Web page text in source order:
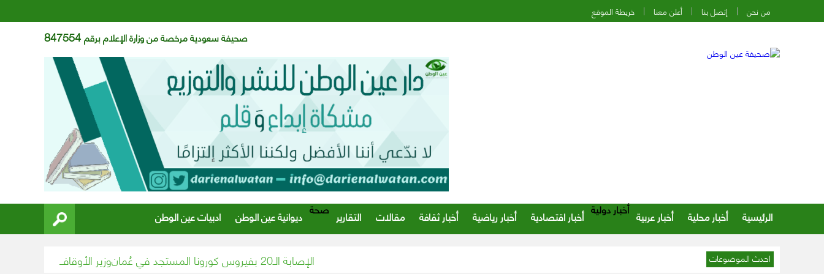
من نحن إتصل بنا أعلن معنا خريطة الموقع
صحيفة سعودية مرخصة من وزارة الإعلام برقم847554
الرئيسية أخبار محلية أخبار عربية أخبار دولية أخبار اقتصادية أخبار رياضية أخبار ثقافة مقالات التقارير صحة ديوانية عين الوطن ادبيات عين الوطن
احدث الموضوعات وزير الأوقاف المصري يقرِّر إيقاف إمام مسجد تجاوز